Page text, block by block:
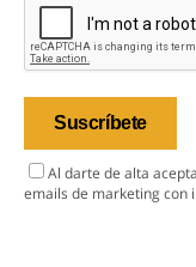
Al darte de alta
emails de marketing con